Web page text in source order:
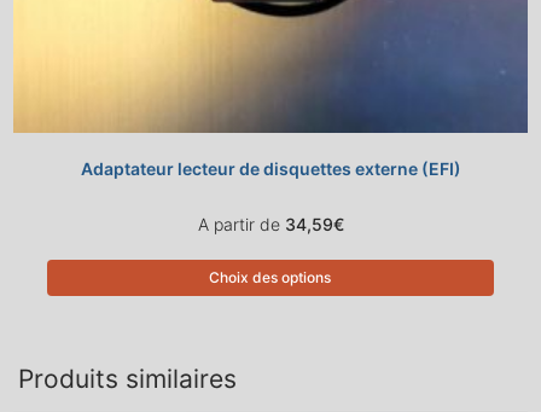
Adaptateur lecteur de disquettes externe (EFI)
A partir de 34,59€
Choix des options
Produits similaires